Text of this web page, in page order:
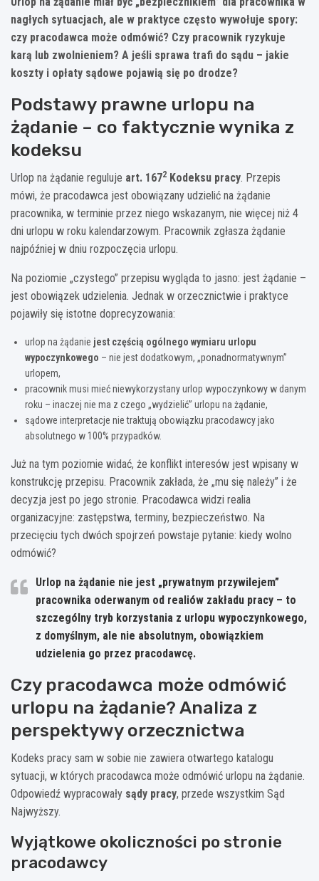
nagłych sytuacjach, ale w praktyce często wywołuje spory:
czy pracodawca może odmówić? Czy pracownik ryzykuje
karą lub zwolnieniem? A jeśli sprawa trafi do sądu – jakie
koszty i opłaty sądowe pojawią się po drodze?
Podstawy prawne urlopu na
żądanie – co faktycznie wynika z
kodeksu
Urlop na żądanie reguluje art. 1672 Kodeksu pracy. Przepis
mówi, że pracodawca jest obowiązany udzielić na żądanie
pracownika, w terminie przez niego wskazanym, nie więcej niż 4
dni urlopu w roku kalendarzowym. Pracownik zgłasza żądanie
najpóźniej w dniu rozpoczęcia urlopu.
Na poziomie „czystego” przepisu wygląda to jasno: jest żądanie –
jest obowiązek udzielenia. Jednak w orzecznictwie i praktyce
pojawiły się istotne doprecyzowania:
urlop na żądanie jest częścią ogólnego wymiaru urlopu
wypoczynkowego – nie jest dodatkowym, „ponadnormatywnym”
urlopem,
pracownik musi mieć niewykorzystany urlop wypoczynkowy w danym
roku – inaczej nie ma z czego „wydzielić” urlopu na żądanie,
sądowe interpretacje nie traktują obowiązku pracodawcy jako
absolutnego w 100% przypadków.
Już na tym poziomie widać, że konflikt interesów jest wpisany w
konstrukcję przepisu. Pracownik zakłada, że „mu się należy” i że
decyzja jest po jego stronie. Pracodawca widzi realia
organizacyjne: zastępstwa, terminy, bezpieczeństwo. Na
przecięciu tych dwóch spojrzeń powstaje pytanie: kiedy wolno
odmówić?
Urlop na żądanie nie jest „prywatnym przywilejem”
pracownika oderwanym od realiów zakładu pracy – to
szczególny tryb korzystania z urlopu wypoczynkowego,
z domyślnym, ale nie absolutnym, obowiązkiem
udzielenia go przez pracodawcę.
Czy pracodawca może odmówić
urlopu na żądanie? Analiza z
perspektywy orzecznictwa
Kodeks pracy sam w sobie nie zawiera otwartego katalogu
sytuacji, w których pracodawca może odmówić urlopu na żądanie.
Odpowiedź wypracowały sądy pracy, przede wszystkim Sąd
Najwyższy.
Wyjątkowe okoliczności po stronie
pracodawcy